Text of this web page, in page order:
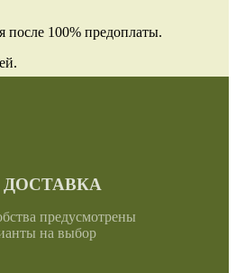
после 100% предоплаты.
предусмотрены
на выбор